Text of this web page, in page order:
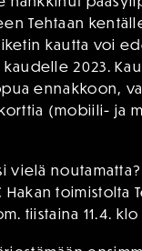
Tehtaan
kautta voi
2023.
ennakkoon,
(mobiili- ja
vielä
Hakan toimistolta
tiistaina 11.4. klo